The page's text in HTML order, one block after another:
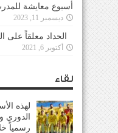
أسبوع معايشة
ديسمبر 11, 2023
الحداد معلقاً على
أكتوبر 6, 2021
لقاء
لهذه
الدوري
رسمياً